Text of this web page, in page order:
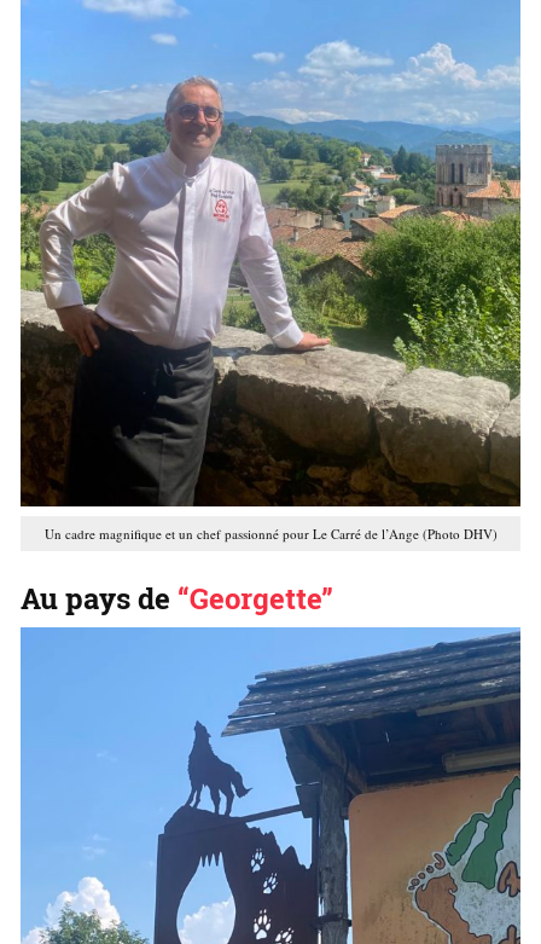
Un cadre magnifique et un chef passionné pour Le Carré de l’Ange (Photo DHV)
Au pays de “Georgette”